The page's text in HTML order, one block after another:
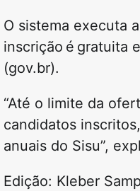
O sistema executa
inscrição é gratuita
(gov.br).
“Até o limite da
candidatos
anuais do Sisu”,
Edição: Kleber